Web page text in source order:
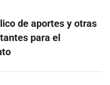
de aportes y otras
para el